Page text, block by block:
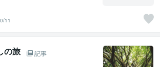
11
の旅
記事